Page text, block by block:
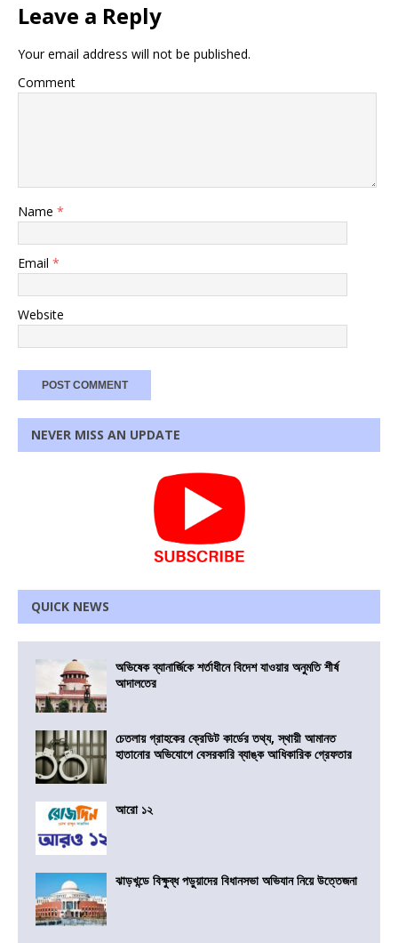
Leave a Reply
Your email address will not be published.
Comment
Name *
Email *
Website
NEVER MISS AN UPDATE
QUICK NEWS
অভিষেক ব্যানার্জিকে শর্তাধীনে বিদেশ যাওয়ার অনুমতি শীর্ষ
আদালতের
চেতলায় গ্রাহকের ক্রেডিট কার্ডের তথ্য, স্থায়ী আমানত
হাতানোর অভিযোগে বেসরকারি ব্যাঙ্ক আধিকারিক গ্রেফতার
আরো ১২
ঝাড়খন্ডে বিক্ষুব্ধ পড়ুয়াদের বিধানসভা অভিযান নিয়ে উত্তেজনা